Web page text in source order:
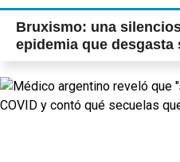
Bruxismo: una
epidemia que desgasta